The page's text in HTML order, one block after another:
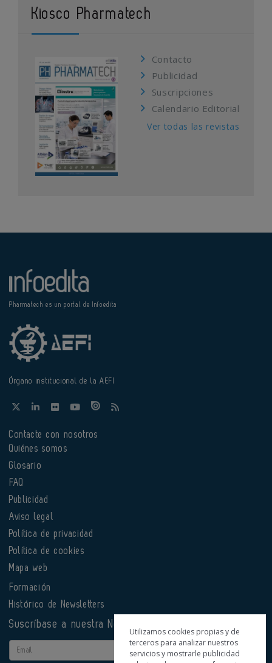
Kiosco Pharmatech
Contacto
Publicidad
Suscripciones
Calendario Editorial
Ver todas las revistas
Pharmatech es un portal de Infoedita
Órgano institucional de la AEFI
Contacte con nosotros
Quiénes somos
Glosario
FAQ
Publicidad
Aviso legal
Política de privacidad
Política de cookies
Mapa web
Formación
Histórico de Newsletters
Suscríbase a nuestra Newsletter
Email
Utilizamos cookies propias y de
terceros para analizar nuestros
servicios y mostrarle publicidad